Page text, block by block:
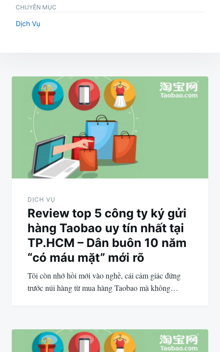
CHUYÊN MỤC
Dịch Vụ
Điều
hướng
DỊCH VỤ
Review top 5 công ty ký gửi
hàng Taobao uy tín nhất tại
TP.HCM – Dân buôn 10 năm
“có máu mặt” mới rõ
Tôi còn nhớ hồi mới vào nghề, cái cảm giác đứng
trước núi hàng từ mua hàng Taobao mà không…